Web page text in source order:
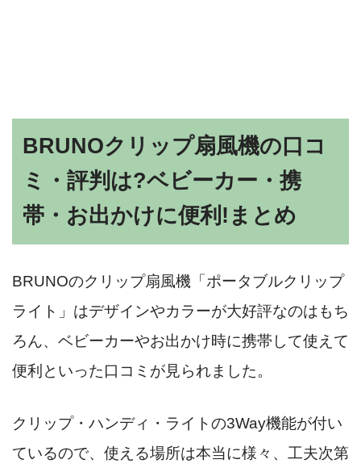
BRUNOクリップ扇風機の口コ
ミ・評判は?ベビーカー・携
帯・お出かけに便利!まとめ
BRUNOのクリップ扇風機「ポータブルクリップ
ライト」はデザインやカラーが大好評なのはもち
ろん、ベビーカーやお出かけ時に携帯して使えて
便利といった口コミが見られました。
クリップ・ハンディ・ライトの3Way機能が付い
ているので、使える場所は本当に様々、工夫次第